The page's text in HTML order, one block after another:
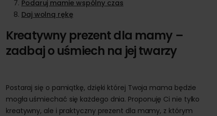
Podaruj mamie wspólny czas
Daj wolną rękę
Kreatywny prezent dla mamy –
zadbaj o uśmiech na jej twarzy
Postaraj się o pamiątkę, dzięki której Twoja mama będzie
mogła uśmiechać się każdego dnia. Proponuję Ci nie tylko
kreatywny, ale i praktyczny prezent dla mamy, z którym